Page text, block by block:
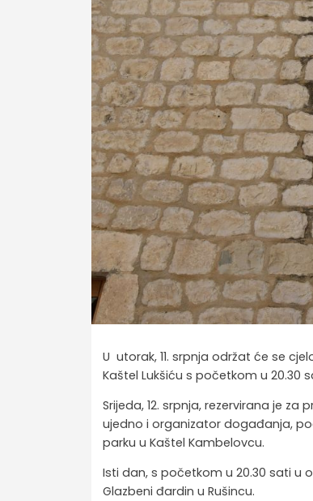
U utorak, 11. srpnja održat će se
Kaštel Lukšiću s početkom u 20.30
Srijeda, 12. srpnja, rezervirana je za
ujedno i organizator događanja,
parku u Kaštel Kambelovcu.
Isti dan, s početkom u 20.30 sati u
Glazbeni đardin u Rušincu.